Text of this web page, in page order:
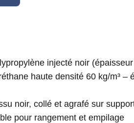
injecté noir
haute densité 60 kg/m³ –
noir, collé et agrafé sur
pour rangement et empilage